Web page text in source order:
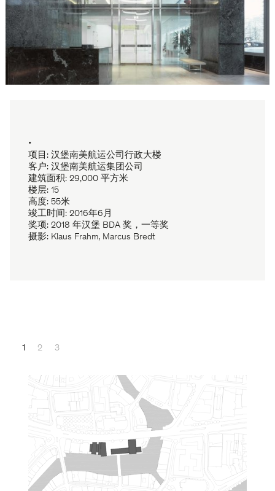
•
项目: 汉堡南美航运公司行政大楼
客户: 汉堡南美航运集团公司
建筑面积: 29,000 平方米
楼层: 15
高度: 55米
竣工时间: 2016年6月
奖项: 2018 年汉堡 BDA 奖，一等奖
摄影: Klaus Frahm, Marcus Bredt
1 2 3